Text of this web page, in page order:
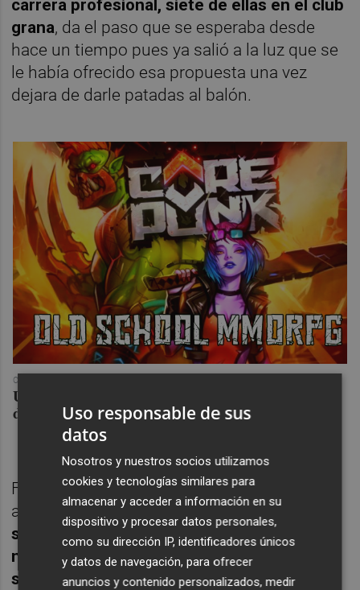
carrera profesional, siete de ellas en el club
grana, da el paso que se esperaba desde
hace un tiempo pues ya salió a la luz que se
le había ofrecido esa propuesta una vez
dejara de darle patadas al balón.
COREPUNK MMORPG
Un verdadero MMORPG de la vieja escuela ¡Cómo los
de antes, pero mejor!
Felipe Moreno escenificó el momento
acompañado del ya ex futbolista."Dejo de
ser presidente del club. Pedro León será el
nuevo presidente y yo seguiré
supervisando el club en el día a día",
Uso responsable de sus
datos
Nosotros y nuestros socios utilizamos
cookies y tecnologías similares para
almacenar y acceder a información en su
dispositivo y procesar datos personales,
como su dirección IP, identificadores únicos
y datos de navegación, para ofrecer
anuncios y contenido personalizados, medir